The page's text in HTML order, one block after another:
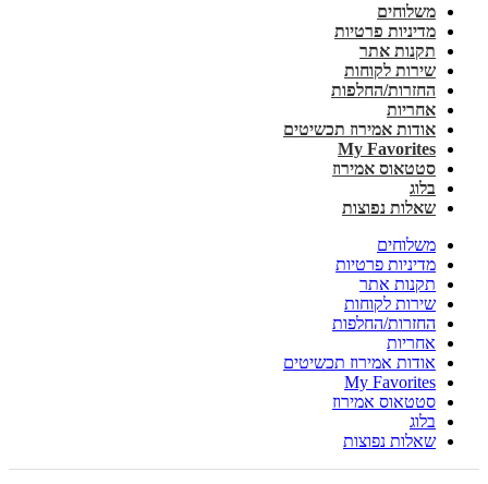
משלוחים
מדיניות פרטיות
תקנות אתר
שירות לקוחות
החזרות/החלפות
אחריות
אודות אמירוז תכשיטים
My Favorites
סטטאוס אמירוז
בלוג
שאלות נפוצות
משלוחים
מדיניות פרטיות
תקנות אתר
שירות לקוחות
החזרות/החלפות
אחריות
אודות אמירוז תכשיטים
My Favorites
סטטאוס אמירוז
בלוג
שאלות נפוצות